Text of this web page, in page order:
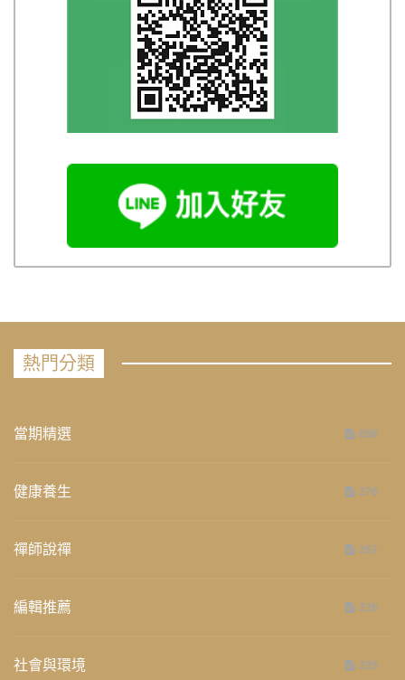
熱門分類
當期精選 658
健康養生 276
禪師說禪 267
編輯推薦 236
社會與環境 235